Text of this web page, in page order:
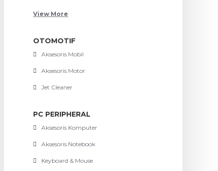
View More
OTOMOTIF
Aksesoris Mobil
Aksesoris Motor
Jet Cleaner
PC PERIPHERAL
Aksesoris Komputer
Aksesoris Notebook
Keyboard & Mouse